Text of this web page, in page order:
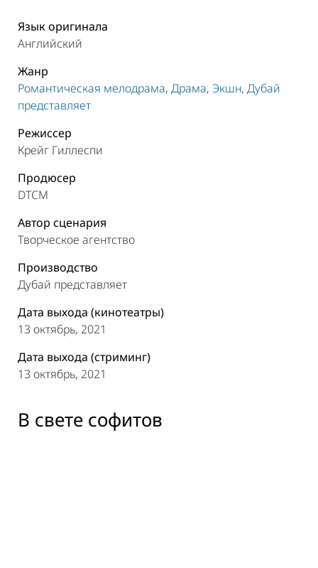
Язык оригинала
Английский
Жанр
Романтическая мелодрама, Драма, Экшн, Дубай
представляет
Режиссер
Крейг Гиллеспи
Продюсер
DTCM
Автор сценария
Творческое агентство
Производство
Дубай представляет
Дата выхода (кинотеатры)
13 октябрь, 2021
Дата выхода (стриминг)
13 октябрь, 2021
В свете софитов